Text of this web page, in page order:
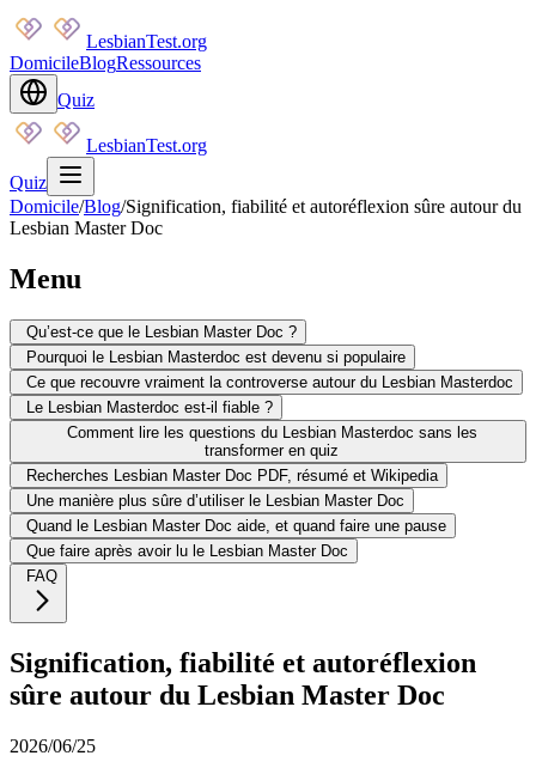
LesbianTest.org
DomicileBlogRessources
Quiz
LesbianTest.org
Quiz
Domicile/Blog/Signification, fiabilité et autoréflexion sûre autour du
Lesbian Master Doc
Menu
Qu’est-ce que le Lesbian Master Doc ?
Pourquoi le Lesbian Masterdoc est devenu si populaire
Ce que recouvre vraiment la controverse autour du Lesbian Masterdoc
Le Lesbian Masterdoc est-il fiable ?
Comment lire les questions du Lesbian Masterdoc sans les
transformer en quiz
Recherches Lesbian Master Doc PDF, résumé et Wikipedia
Une manière plus sûre d’utiliser le Lesbian Master Doc
Quand le Lesbian Master Doc aide, et quand faire une pause
Que faire après avoir lu le Lesbian Master Doc
FAQ
Signification, fiabilité et autoréflexion
sûre autour du Lesbian Master Doc
2026/06/25